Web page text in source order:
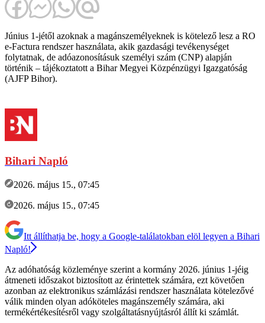
Június 1-jétől azoknak a magánszemélyeknek is kötelező lesz a RO
e-Factura rendszer használata, akik gazdasági tevékenységet
folytatnak, de adóazonosításuk személyi szám (CNP) alapján
történik – tájékoztatott a Bihar Megyei Közpénzügyi Igazgatóság
(AJFP Bihor).
Bihari Napló
2026. május 15., 07:45
2026. május 15., 07:45
Itt állíthatja be, hogy a Google-találatokban elöl legyen a Bihari
Napló!
Az adóhatóság közleménye szerint a kormány 2026. június 1-jéig
átmeneti időszakot biztosított az érintettek számára, ezt követően
azonban az elektronikus számlázási rendszer használata kötelezővé
válik minden olyan adóköteles magánszemély számára, aki
termékértékesítésről vagy szolgáltatásnyújtásról állít ki számlát.